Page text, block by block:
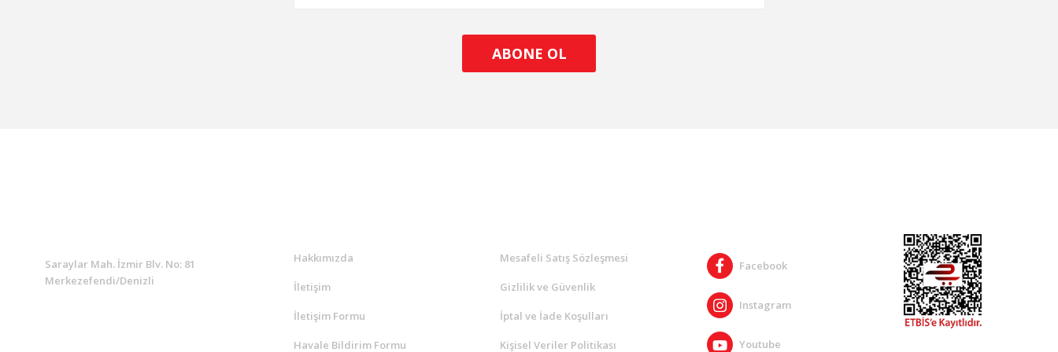
ABONE OL
Saraylar Mah. İzmir Blv. No: 81
Merkezefendi/Denizli
Hakkımızda
İletişim
İletişim Formu
Havale Bildirim Formu
Mesafeli Satış Sözleşmesi
Gizlilik ve Güvenlik
İptal ve İade Koşulları
Kişisel Veriler Politikası
Facebook
Instagram
Youtube